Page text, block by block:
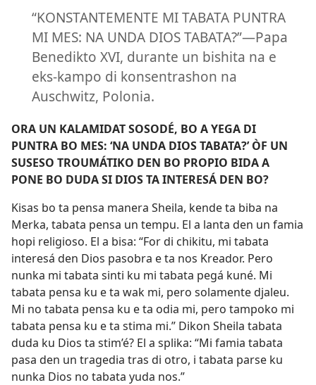
“KONSTANTEMENTE MI TABATA PUNTRA
MI MES: NA UNDA DIOS TABATA?”—Papa
Benedikto XVI, durante un bishita na e
eks-kampo di konsentrashon na
Auschwitz, Polonia.
ORA UN KALAMIDAT SOSODÉ, BO A YEGA DI
PUNTRA BO MES: ‘NA UNDA DIOS TABATA?’ ÒF UN
SUSESO TROUMÁTIKO DEN BO PROPIO BIDA A
PONE BO DUDA SI DIOS TA INTERESÁ DEN BO?
Kisas bo ta pensa manera Sheila, kende ta biba na
Merka, tabata pensa un tempu. El a lanta den un famia
hopi religioso. El a bisa: “For di chikitu, mi tabata
interesá den Dios pasobra e ta nos Kreador. Pero
nunka mi tabata sinti ku mi tabata pegá kuné. Mi
tabata pensa ku e ta wak mi, pero solamente djaleu.
Mi no tabata pensa ku e ta odia mi, pero tampoko mi
tabata pensa ku e ta stima mi.” Dikon Sheila tabata
duda ku Dios ta stim’é? El a splika: “Mi famia tabata
pasa den un tragedia tras di otro, i tabata parse ku
nunka Dios no tabata yuda nos.”